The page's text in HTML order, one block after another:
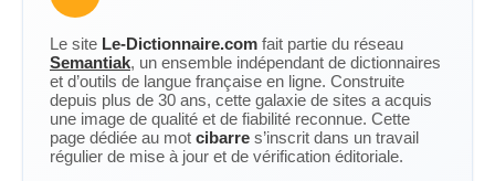
Le site Le-Dictionnaire.com fait partie du réseau
Semantiak, un ensemble indépendant de dictionnaires
et d’outils de langue française en ligne. Construite
depuis plus de 30 ans, cette galaxie de sites a acquis
une image de qualité et de fiabilité reconnue. Cette
page dédiée au mot cibarre s’inscrit dans un travail
régulier de mise à jour et de vérification éditoriale.